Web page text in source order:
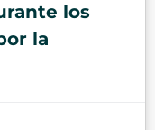
los
la